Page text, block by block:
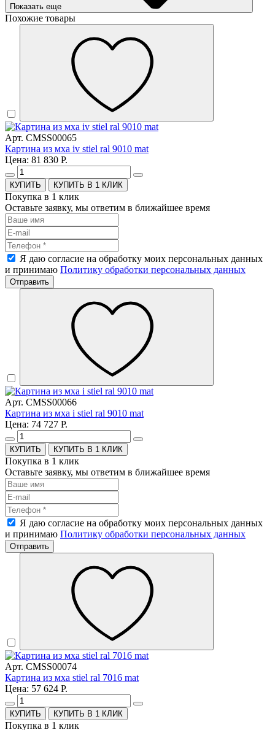
Показать еще
Похожие товары
Арт. CMSS00065
Картина из мха iv stiel ral 9010 mat
Цена: 81 830 Р.
КУПИТЬ В 1 КЛИК
Покупка в 1 клик
Оставьте заявку, мы ответим в ближайшее время
Я даю согласие на обработку моих персональных данных
и принимаю Политику обработки персональных данных
Отправить
Арт. CMSS00066
Картина из мха i stiel ral 9010 mat
Цена: 74 727 Р.
КУПИТЬ В 1 КЛИК
Покупка в 1 клик
Оставьте заявку, мы ответим в ближайшее время
Я даю согласие на обработку моих персональных данных
и принимаю Политику обработки персональных данных
Отправить
Арт. CMSS00074
Картина из мха stiel ral 7016 mat
Цена: 57 624 Р.
КУПИТЬ В 1 КЛИК
Покупка в 1 клик